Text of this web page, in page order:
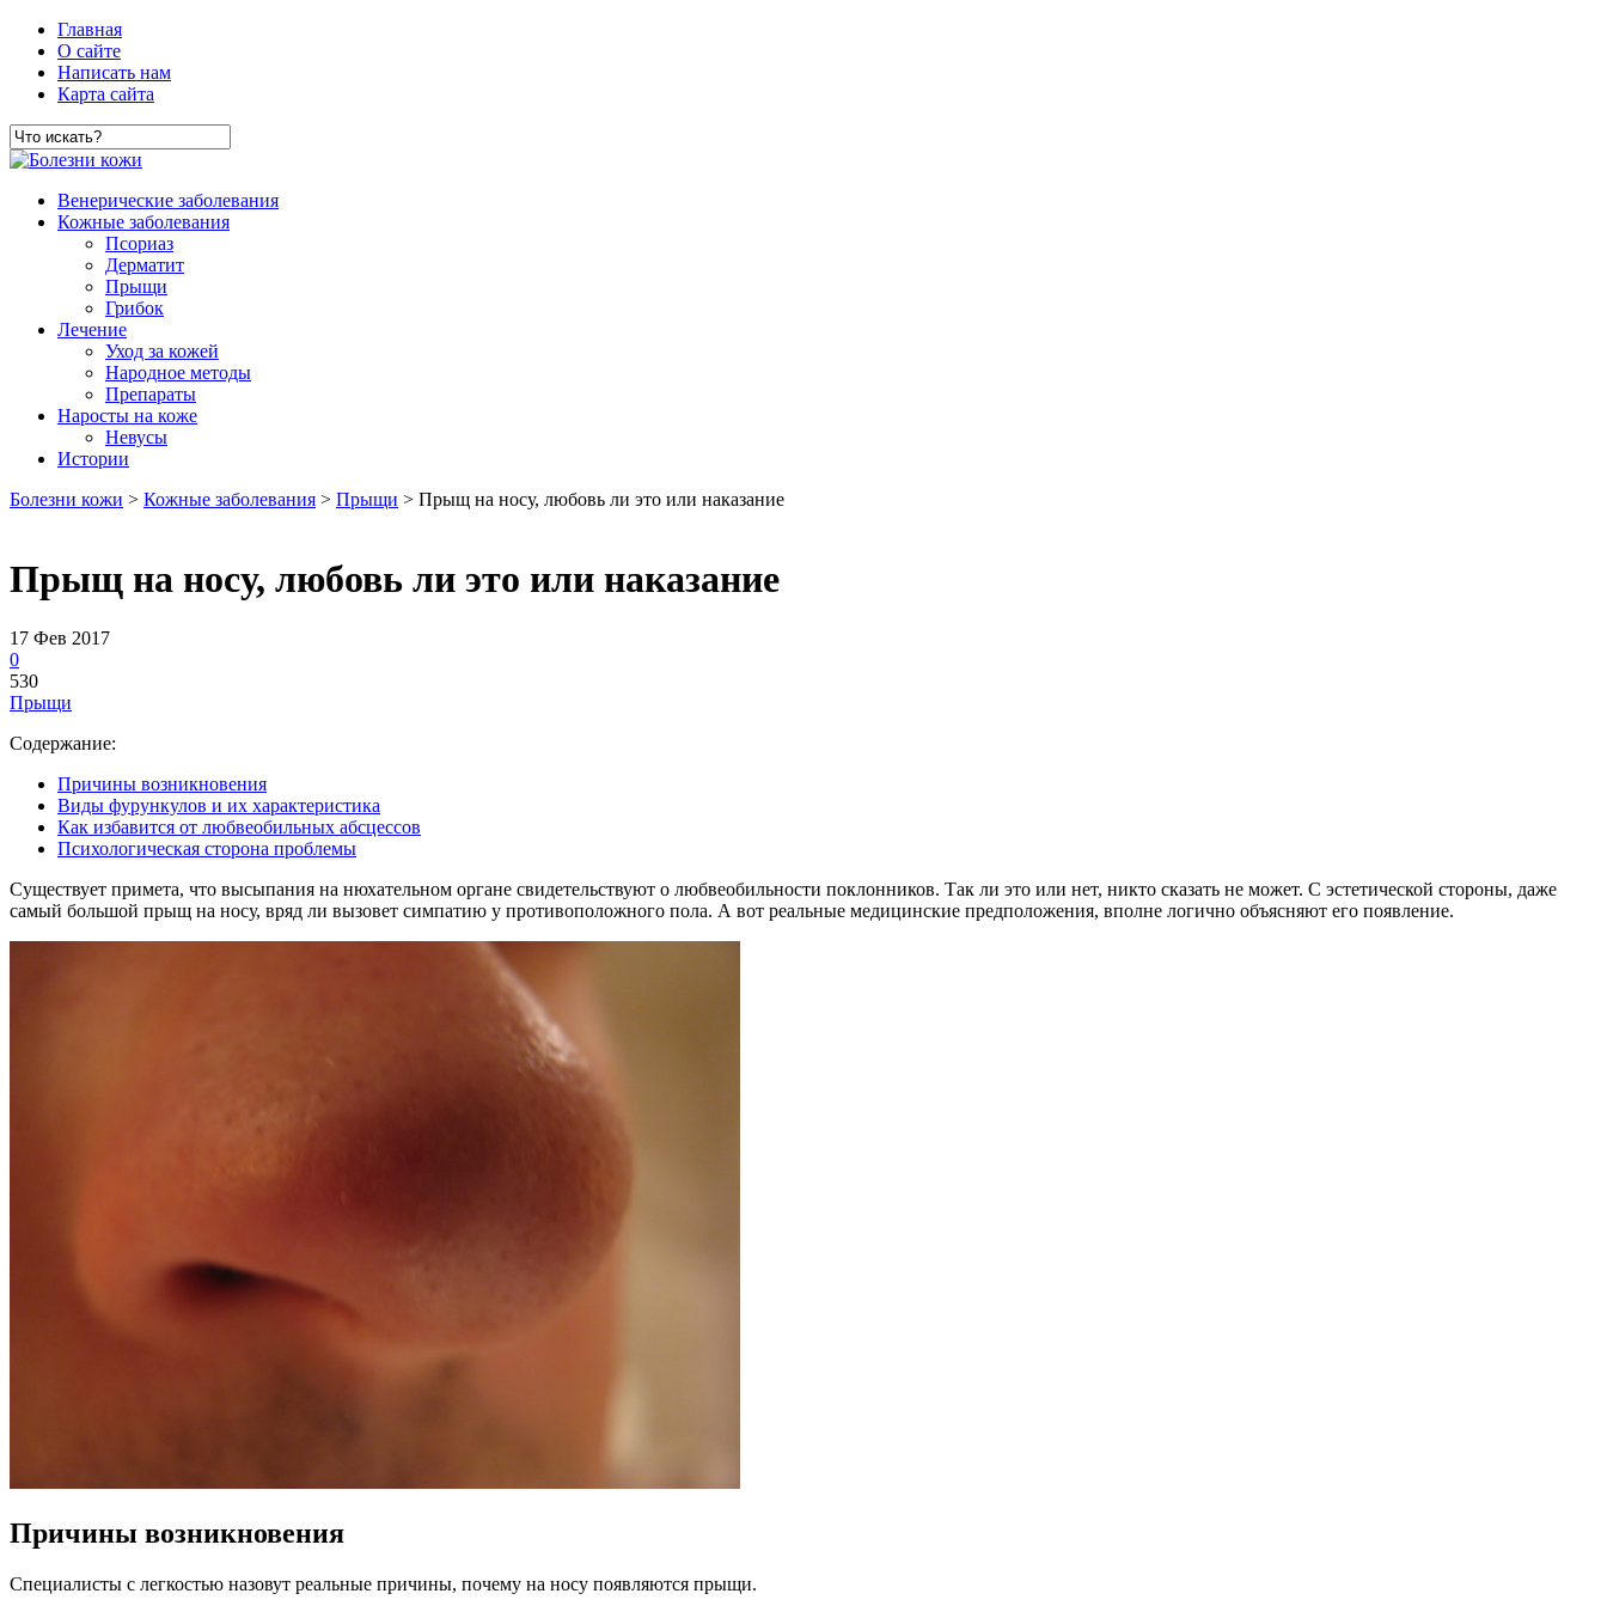
Главная
О сайте
Написать нам
Карта сайта
Венерические заболевания
Кожные заболевания
Псориаз
Дерматит
Прыщи
Грибок
Лечение
Уход за кожей
Народное методы
Препараты
Наросты на коже
Невусы
Истории
Болезни кожи > Кожные заболевания > Прыщи > Прыщ на носу, любовь ли это или наказание
Прыщ на носу, любовь ли это или наказание
17 Фев 2017
0
530
Прыщи
Содержание:
Причины возникновения
Виды фурункулов и их характеристика
Как избавится от любвеобильных абсцессов
Психологическая сторона проблемы
Существует примета, что высыпания на нюхательном органе свидетельствуют о любвеобильности поклонников. Так ли это или нет, никто сказать не может. С эстетической стороны, даже
самый большой прыщ на носу, вряд ли вызовет симпатию у противоположного пола. А вот реальные медицинские предположения, вполне логично объясняют его появление.
Причины возникновения
Специалисты с легкостью назовут реальные причины, почему на носу появляются прыщи.